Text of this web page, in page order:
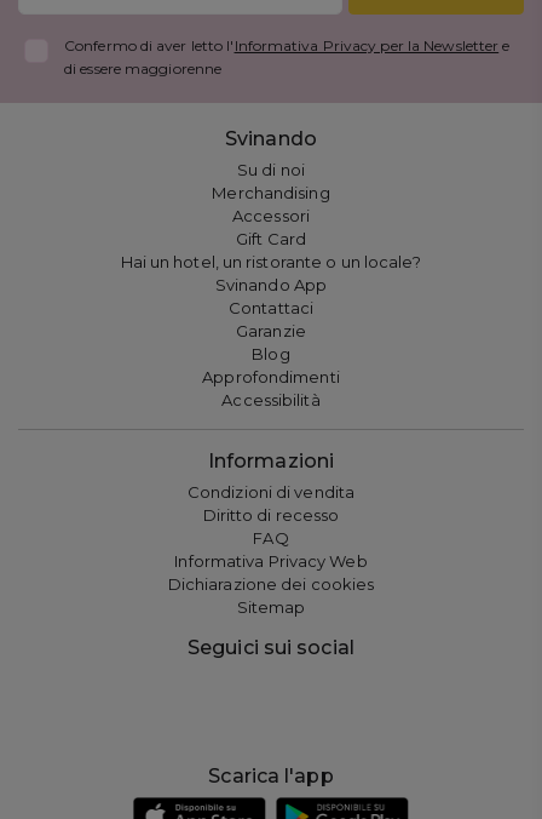
Confermo di aver letto l' Informativa Privacy per la Newsletter e
di essere maggiorenne
Svinando
Su di noi
Merchandising
Accessori
Gift Card
Hai un hotel, un ristorante o un locale?
Svinando App
Contattaci
Garanzie
Blog
Approfondimenti
Accessibilità
Informazioni
Condizioni di vendita
Diritto di recesso
FAQ
Informativa Privacy Web
Dichiarazione dei cookies
Sitemap
Seguici sui social
Scarica l'app